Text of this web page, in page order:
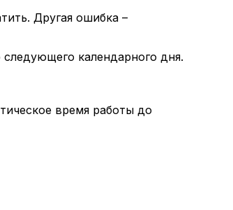
Другая ошибка –
календарного дня.
время работы до